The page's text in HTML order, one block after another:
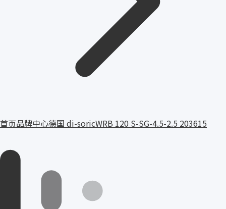
首页品牌中心德国 di-soricWRB 120 S-SG-4.5-2.5 203615